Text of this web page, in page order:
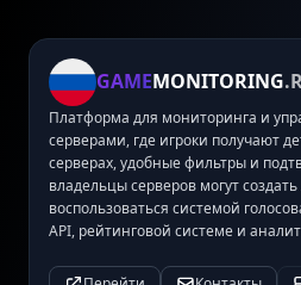
GAMEMONITORING
Платформа для мониторинга и
серверами, где игроки получают
серверах, удобные фильтры и
владельцы серверов могут
воспользоваться системой
API, рейтинговой системе и